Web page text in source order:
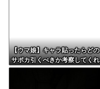
【ウマ娘】キャラ貼ったらどの
サポカ引くべきか考察してくれ
るツールない？